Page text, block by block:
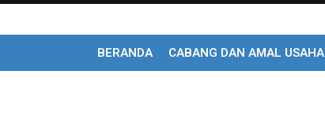
BERANDA CABANG DAN AMAL USAHA